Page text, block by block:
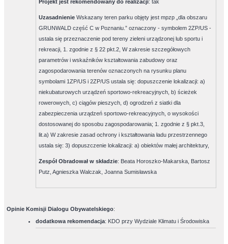
Projekt jest rekomendowany do realizacji:tak
Uzasadnienie Wskazany teren parku objęty jest mpzp „dla obszaru
GRUNWALD część C w Poznaniu.” oznaczony - symbolem 2ZP/US -
ustala się przeznaczenie pod tereny zieleni urządzonej lub sportu i
rekreacji, 1. zgodnie z § 22 pkt.2, W zakresie szczegółowych
parametrów i wskaźników kształtowania zabudowy oraz
zagospodarowania terenów oznaczonych na rysunku planu
symbolami 1ZP/US i 2ZP/US ustala się: dopuszczenie lokalizacji: a)
niekubaturowych urządzeń sportowo-rekreacyjnych, b) ścieżek
rowerowych, c) ciągów pieszych, d) ogrodzeń z siatki dla
zabezpieczenia urządzeń sportowo-rekreacyjnych, o wysokości
dostosowanej do sposobu zagospodarowania; 1. zgodnie z § pkt.3,
lit.a) W zakresie zasad ochrony i kształtowania ładu przestrzennego
ustala się: 3) dopuszczenie lokalizacji: a) obiektów małej architektury,
Zespół Obradował w składzie: Beata Horoszko-Makarska, Bartosz
Putz, Agnieszka Walczak, Joanna Sumisławska
Opinie Komisji Dialogu Obywatelskiego:
dodatkowa rekomendacja: KDO przy Wydziale Klimatu i Środowiska